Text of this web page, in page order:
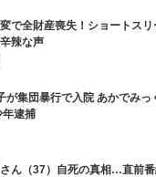
で全財産喪失！ショートス
辣な声
が集団暴行で入院 あかでみっ
年逮捕
ん（37）自死の真相…直前